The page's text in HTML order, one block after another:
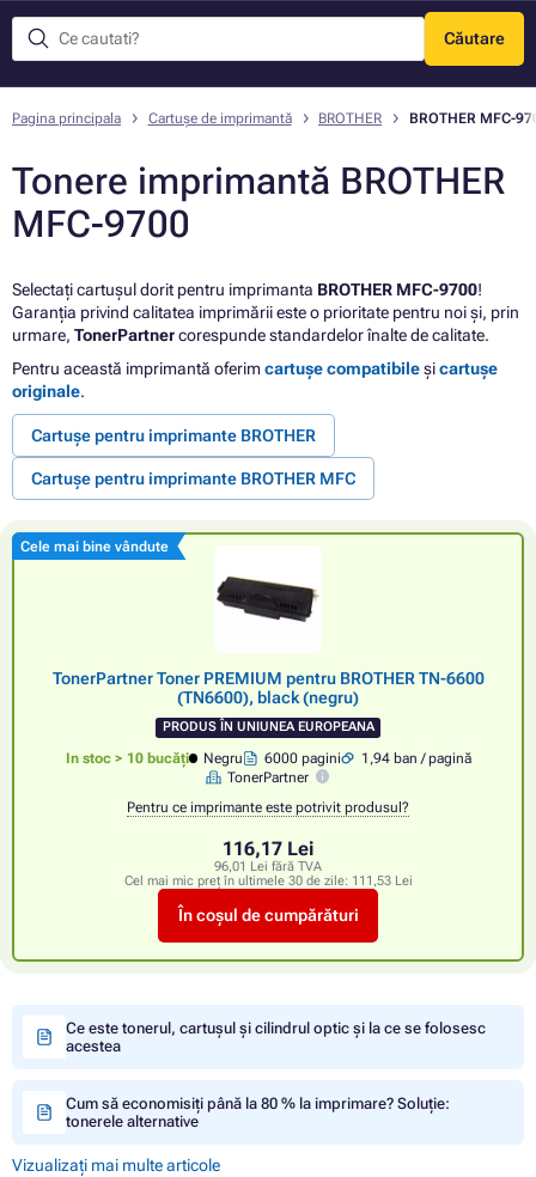
Căutare
Meniu
Pagina principala Cartușe de imprimantă BROTHER BROTHER MFC-
Tonere imprimantă BROTHER
MFC-9700
Selectați cartușul dorit pentru imprimanta BROTHER MFC-9700!
Garanția privind calitatea imprimării este o prioritate pentru noi și, prin
urmare, TonerPartnercorespunde standardelor înalte de calitate.
Pentru această imprimantă oferimcartușe compatibileșicartușe
originale.
Cartușe pentru imprimante BROTHER
Cartușe pentru imprimante BROTHER MFC
Cele mai bine vândute
TonerPartner Toner PREMIUM pentru BROTHER TN-6600
(TN6600), black (negru)
PRODUS ÎN UNIUNEA EUROPEANA
In stoc > 10 bucăți Negru 6000 pagini
1,94 ban / pagină
TonerPartner
Pentru ce imprimante este potrivit produsul?
116,17 Lei
96,01 Lei fără TVA
Cel mai mic preț în ultimele 30 de zile: 111,53 Lei
În coșul de cumpărături
Ce este tonerul, cartușul și cilindrul optic și la ce se folosesc
acestea
Cum să economisiți până la 80 % la imprimare? Soluție:
tonerele alternative
Vizualizați mai multe articole